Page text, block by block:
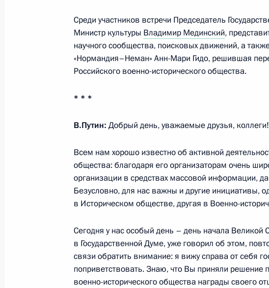
В День знаний Владимир Путин посетил
во Владивостоке
1 сентября 2016 года, 07:00 Владивосток
25 августа 2016 года, 14:00 Москва, Кремль
9 августа 2016 года, вторник
9 августа 2016 года, 20:50 Санкт-Петербург
29 июля 2016 года, пятница
Среди участников встречи Председатель
Министр культуры Владимир Мединский,
научного сообщества, поисковых движений, а
«Нормандия–Неман» Анн-Мари Гидо, решившая
Российского военно-исторического общества.
* * *
В.Путин: Добрый день, уважаемые друзья, коллеги!
Всем нам хорошо известно об активной
общества: благодаря его организаторам очень
организации в средствах массовой информации,
Безусловно, для нас важны и другие инициативы,
в Историческом обществе, другая в Военно-
Сегодня у нас особый день – день начала Великой
в Государственной Думе, уже говорил об этом,
связи обратить внимание: я вижу справа от себя
поприветствовать. Знаю, что Вы приняли решение
военно-исторического общества награды своего